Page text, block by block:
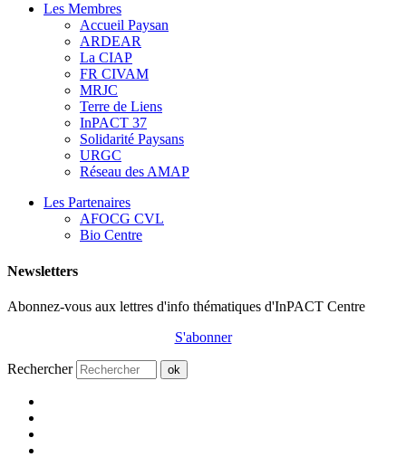
Les Membres
Accueil Paysan
ARDEAR
La CIAP
FR CIVAM
MRJC
Terre de Liens
InPACT 37
Solidarité Paysans
URGC
Réseau des AMAP
Les Partenaires
AFOCG CVL
Bio Centre
Newsletters
Abonnez-vous aux lettres d'info thématiques d'InPACT Centre
S'abonner
Rechercher ok